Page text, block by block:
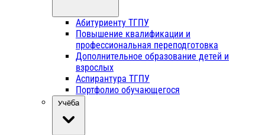
Абитуриенту ТГПУ
Повышение квалификации и
профессиональная переподготовка
Дополнительное образование детей и
взрослых
Аспирантура ТГПУ
Портфолио обучающегося
Учёба